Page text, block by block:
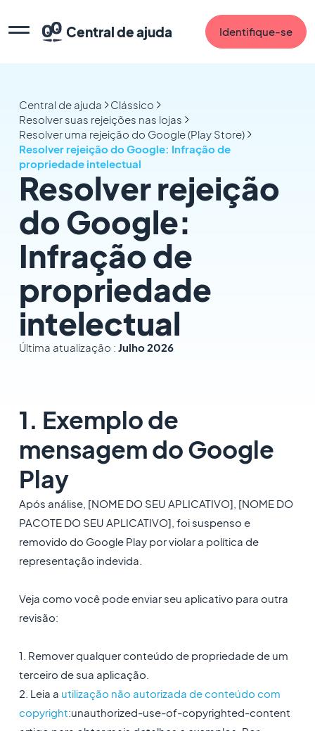
Central de ajuda Identifique-se
Central de ajuda
Clássico
Resolver suas rejeições nas lojas
Resolver uma rejeição do Google (Play Store)
Resolver rejeição do Google: Infração de
propriedade intelectual
Resolver rejeição
do Google:
Infração de
propriedade
intelectual
Última atualização : Julho 2026
1. Exemplo de
mensagem do Google
Play
Após análise, [NOME DO SEU APLICATIVO], [NOME DO
PACOTE DO SEU APLICATIVO], foi suspenso e
removido do Google Play por violar a política de
representação indevida.
Veja como você pode enviar seu aplicativo para outra
revisão:
1. Remover qualquer conteúdo de propriedade de um
terceiro de sua aplicação.
2. Leia a utilização não autorizada de conteúdo com
copyright:unauthorized-use-of-copyrighted-content